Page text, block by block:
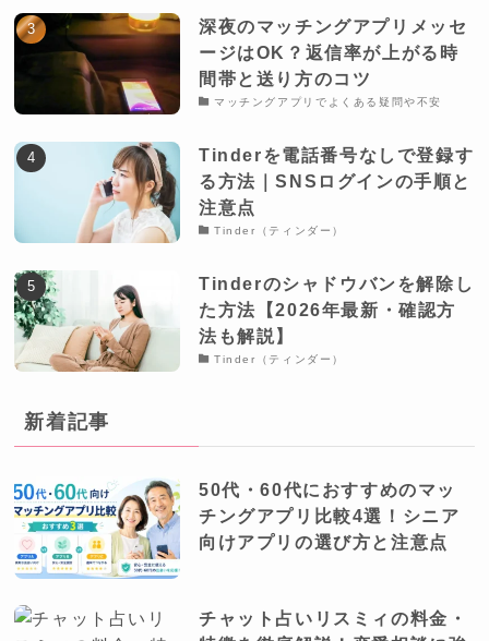
深夜のマッチングアプリメッセ
ージはOK？返信率が上がる時
間帯と送り方のコツ
マッチングアプリでよくある疑問や不安
Tinderを電話番号なしで登録す
る方法｜SNSログインの手順と
注意点
Tinder（ティンダー）
Tinderのシャドウバンを解除し
た方法【2026年最新・確認方
法も解説】
Tinder（ティンダー）
新着記事
50代・60代におすすめのマッ
チングアプリ比較4選！シニア
向けアプリの選び方と注意点
チャット占いリスミィの料金・